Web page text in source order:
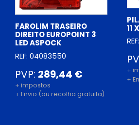
FAROLIM TRASEIRO
DIREITO EUROPOINT 3
LED ASPOCK
REF: 04083550
PVP: 289,44 €
+ impostos
+ Envio (ou recolha gratuita)
11
+
+